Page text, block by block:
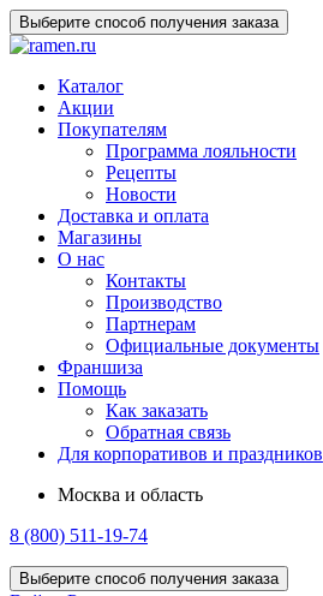
Выберите способ получения заказа
Каталог
Акции
Покупателям
Программа лояльности
Рецепты
Новости
Доставка и оплата
Магазины
О нас
Контакты
Производство
Партнерам
Официальные документы
Франшиза
Помощь
Как заказать
Обратная связь
Для корпоративов и праздников
Москва и область
8 (800) 511-19-74
Выберите способ получения заказа